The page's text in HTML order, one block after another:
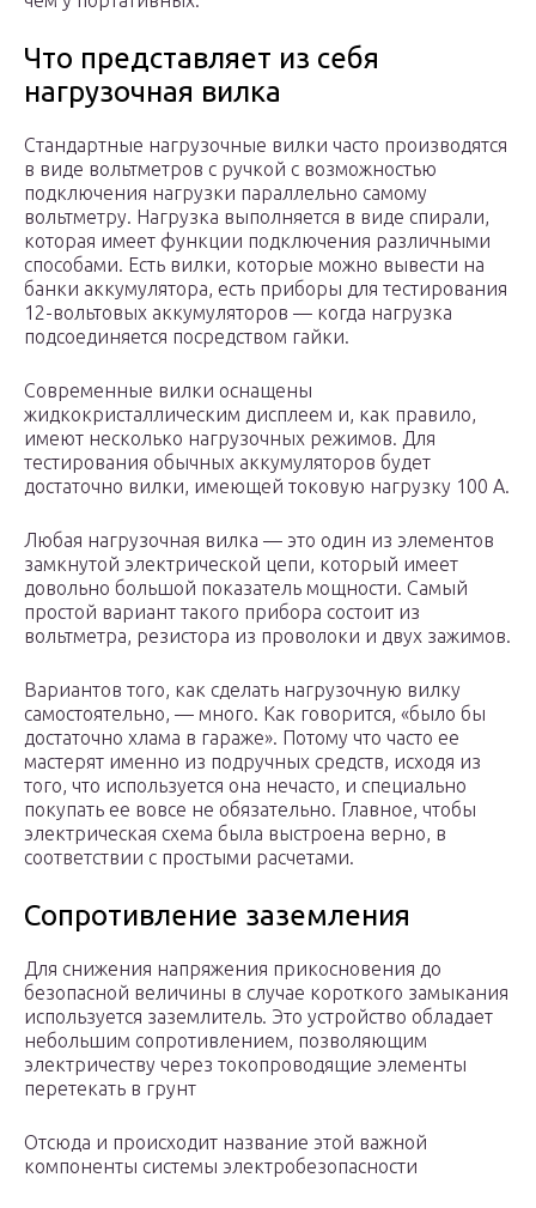
Что представляет из себя
нагрузочная вилка
Стандартные нагрузочные вилки часто производятся
в виде вольтметров с ручкой с возможностью
подключения нагрузки параллельно самому
вольтметру. Нагрузка выполняется в виде спирали,
которая имеет функции подключения различными
способами. Есть вилки, которые можно вывести на
банки аккумулятора, есть приборы для тестирования
12-вольтовых аккумуляторов — когда нагрузка
подсоединяется посредством гайки.
Современные вилки оснащены
жидкокристаллическим дисплеем и, как правило,
имеют несколько нагрузочных режимов. Для
тестирования обычных аккумуляторов будет
достаточно вилки, имеющей токовую нагрузку 100 А.
Любая нагрузочная вилка — это один из элементов
замкнутой электрической цепи, который имеет
довольно большой показатель мощности. Самый
простой вариант такого прибора состоит из
вольтметра, резистора из проволоки и двух зажимов.
Вариантов того, как сделать нагрузочную вилку
самостоятельно, — много. Как говорится, «было бы
достаточно хлама в гараже». Потому что часто ее
мастерят именно из подручных средств, исходя из
того, что используется она нечасто, и специально
покупать ее вовсе не обязательно. Главное, чтобы
электрическая схема была выстроена верно, в
соответствии с простыми расчетами.
Сопротивление заземления
Для снижения напряжения прикосновения до
безопасной величины в случае короткого замыкания
используется заземлитель. Это устройство обладает
небольшим сопротивлением, позволяющим
электричеству через токопроводящие элементы
перетекать в грунт
Отсюда и происходит название этой важной
компоненты системы электробезопасности